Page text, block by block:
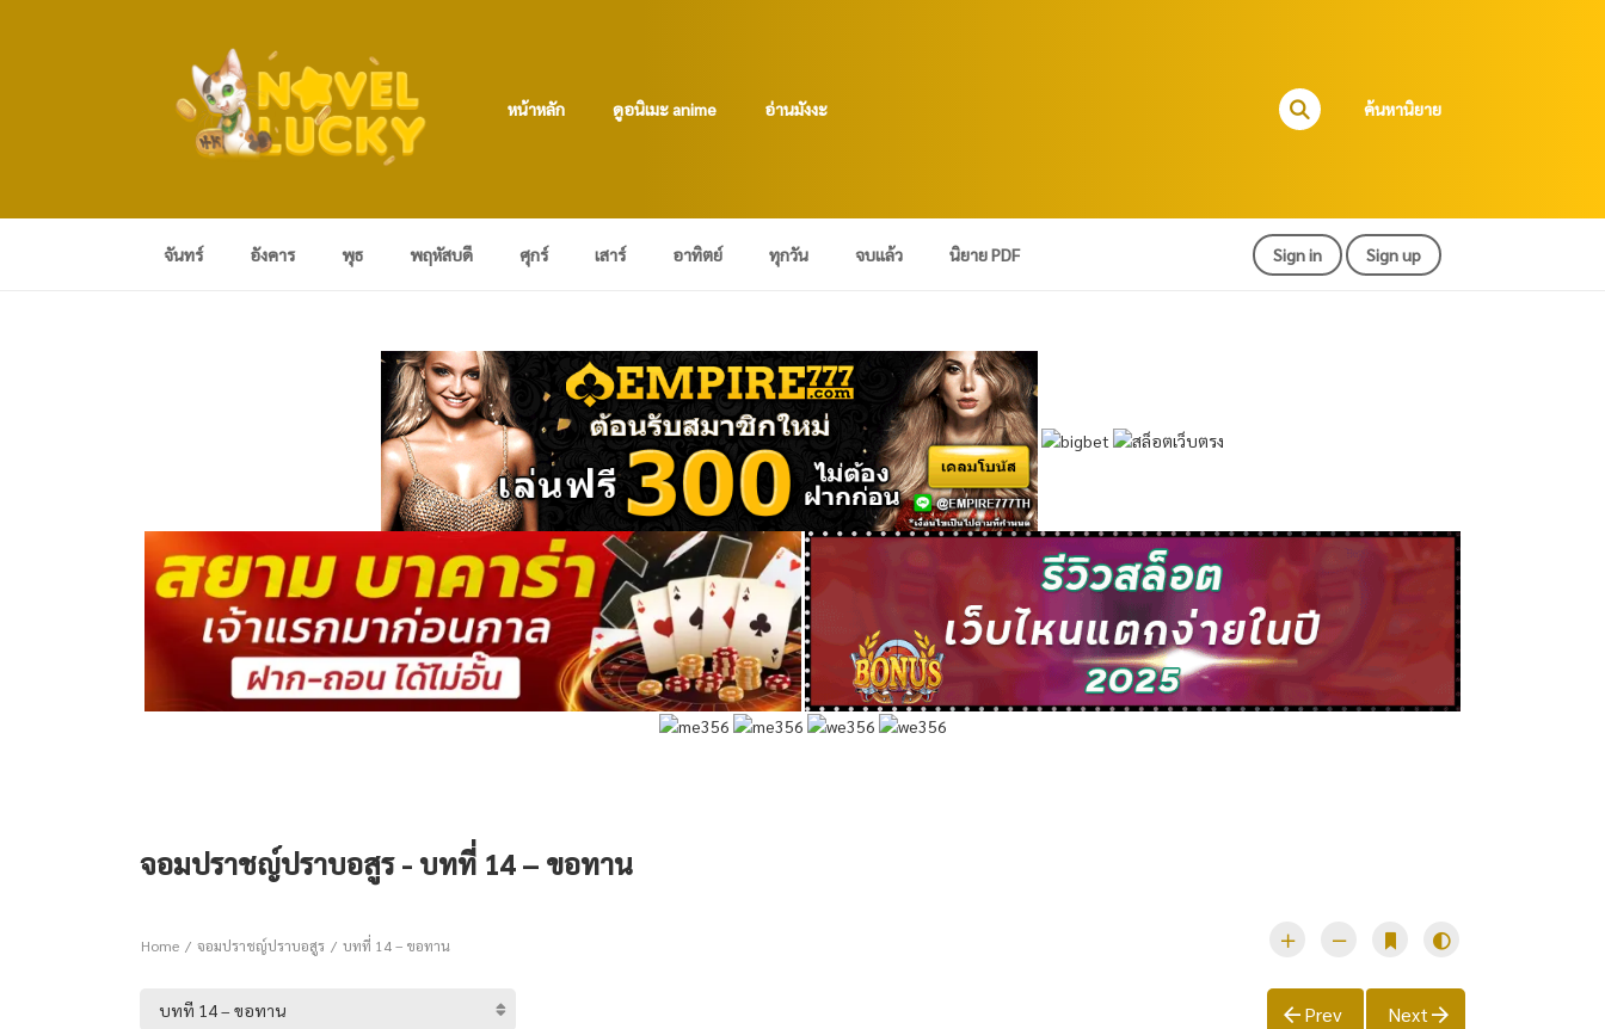
หน้าหลัก ดูอนิเมะ anime อ่านมังงะ ค้นหานิยาย
จันทร์ อังคาร พุธ พฤหัสบดี ศุกร์ เสาร์ อาทิตย์ ทุกวัน จบแล้ว นิยาย PDF Sign in Sign up
จอมปราชญ์ปราบอสูร - บทที่ 14 – ขอทาน
Home จอมปราชญ์ปราบอสูร บทที่ 14 – ขอทาน
Prev Next